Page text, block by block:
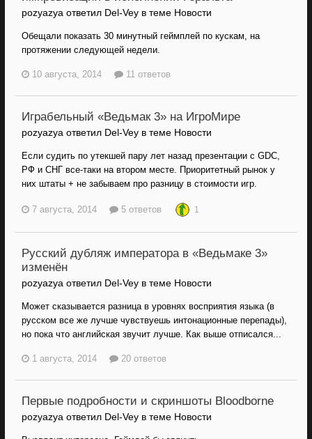
pozyazya ответил Del-Vey в теме Новости
Обещали показать 30 минутный геймплей по кускам, на
протяжении следующей недели.
10 августа, 2014 11 ответов
Играбельный «Ведьмак 3» на ИгроМире
pozyazya ответил Del-Vey в теме Новости
Если судить по утекшей пару лет назад презентации с GDC,
РФ и СНГ все-таки на втором месте. Приоритетный рынок у
них штаты + не забываем про разницу в стоимости игр.
7 августа, 2014 5 ответов 1
Русский дубляж императора в «Ведьмаке 3»
изменён
pozyazya ответил Del-Vey в теме Новости
Может сказывается разница в уровнях восприятия языка (в
русском все же лучше чувствуешь интонационные перепады),
но пока что английская звучит лучше. Как выше отписался...
1 августа, 2014 20 ответов
Первые подробности и скриншоты Bloodborne
pozyazya ответил Del-Vey в теме Новости